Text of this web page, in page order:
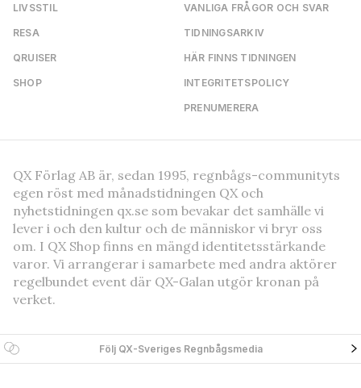
LIVSSTIL
RESA
QRUISER
SHOP
VANLIGA FRÅGOR OCH SVAR
TIDNINGSARKIV
HÄR FINNS TIDNINGEN
INTEGRITETSPOLICY
PRENUMERERA
QX Förlag AB är, sedan 1995, regnbågs-communityts
egen röst med månadstidningen QX och
nyhetstidningen qx.se som bevakar det samhälle vi
lever i och den kultur och de människor vi bryr oss
om. I QX Shop finns en mängd identitetsstärkande
varor. Vi arrangerar i samarbete med andra aktörer
regelbundet event där QX-Galan utgör kronan på
verket.
Följ QX-Sveriges Regnbågsmedia